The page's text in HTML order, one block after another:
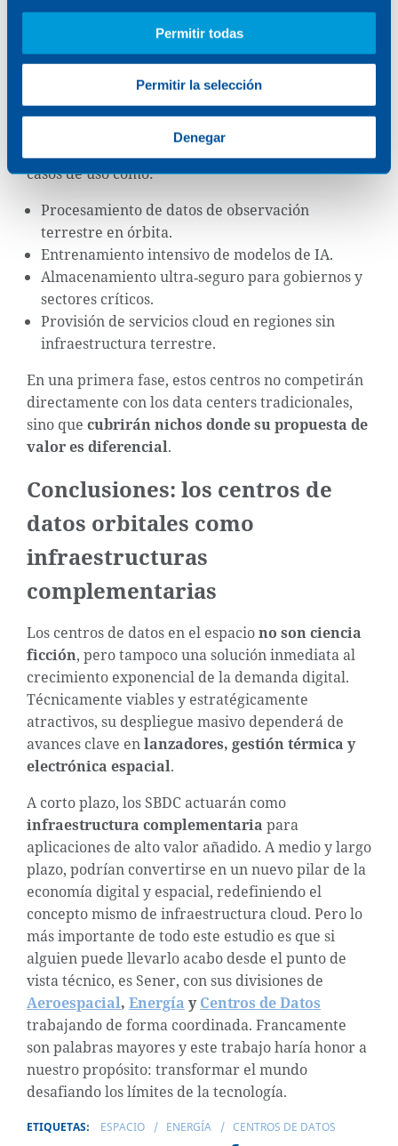
Permitir todas
Permitir la selección
Denegar
estamos aproximadamente en 2.500 USD/kg.
A pesar de ello, el mercado potencial es relevante.
Analistas estiman que los servicios de
procesamiento y almacenamiento off‑planet
podrían alcanzar decenas de miles de millones de
dólares en la próxima década, impulsados por
casos de uso como:
Procesamiento de datos de observación
terrestre en órbita.
Entrenamiento intensivo de modelos de IA.
Almacenamiento ultra‑seguro para gobiernos y
sectores críticos.
Provisión de servicios cloud en regiones sin
infraestructura terrestre.
En una primera fase, estos centros no competirán
directamente con los data centers tradicionales,
sino que cubrirán nichos donde su propuesta de
valor es diferencial.
Conclusiones: los centros de
datos orbitales como
infraestructuras
complementarias
Los centros de datos en el espaciono son ciencia
ficción, pero tampoco una solución inmediata al
crecimiento exponencial de la demanda digital.
Técnicamente viables y estratégicamente
atractivos, su despliegue masivo dependerá de
avances clave enlanzadores, gestión térmica y
electrónica espacial.
A corto plazo, los SBDC actuarán como
infraestructura complementaria para
aplicaciones de alto valor añadido. A medio y largo
plazo, podrían convertirse en un nuevo pilar de la
economía digital y espacial, redefiniendo el
concepto mismo de infraestructura cloud. Pero lo
más importante de todo este estudio es que si
alguien puede llevarlo acabo desde el punto de
vista técnico, es Sener, con sus divisiones de
Aeroespacial, Energía yCentros de Datos
trabajando de forma coordinada. Francamente
son palabras mayores y este trabajo haría honor a
nuestro propósito: transformar el mundo
desafiando los límites de la tecnología.
ETIQUETAS: ESPACIO ENERGÍA CENTROS DE DATOS